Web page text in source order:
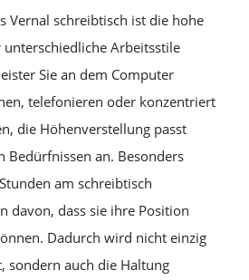
Vernal schreibtisch ist die hohe
Arbeitsstile
Sie an dem Computer
telefonieren oder konzentriert
die Höhenverstellung passt
Bedürfnissen an. Besonders
am schreibtisch
davon, dass sie ihre Position
Dadurch wird nicht einzig
sondern auch die Haltung